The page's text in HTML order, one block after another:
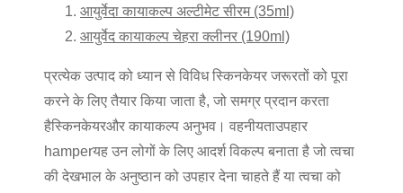
आयुर्वेदा कायाकल्प अल्टीमेट सीरम (35ml)
आयुर्वेद कायाकल्प चेहरा क्लीनर (190ml)
प्रत्येक उत्पाद को ध्यान से विविध स्किनकेयर जरूरतों को पूरा
करने के लिए तैयार किया जाता है, जो समग्र प्रदान करता
हैस्किनकेयरऔर कायाकल्प अनुभव। वहनीयताउपहार
hamperयह उन लोगों के लिए आदर्श विकल्प बनाता है जो त्वचा
की देखभाल के अनुष्ठान को उपहार देना चाहते हैं या त्वचा को